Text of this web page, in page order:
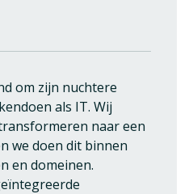
om zijn nuchtere
als IT. Wij
naar een
we doen dit binnen
en domeinen.